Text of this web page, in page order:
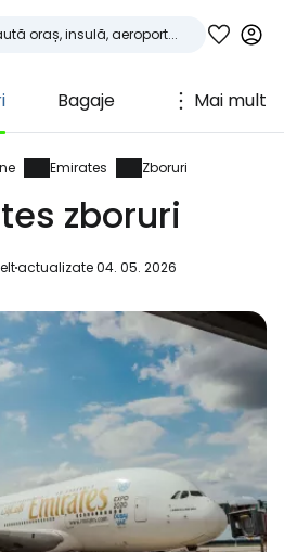
Bagaje Mai mult
Emirates Zboruri
zboruri
actualizate 04. 05. 2026
vă la
a călătorilor
cu Facebook
cu e-mailul